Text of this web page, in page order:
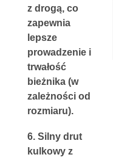
z drogą, co
zapewnia
lepsze
prowadzenie i
trwałość
bieżnika (w
zależności od
rozmiaru).
6. Silny drut
kulkowy z